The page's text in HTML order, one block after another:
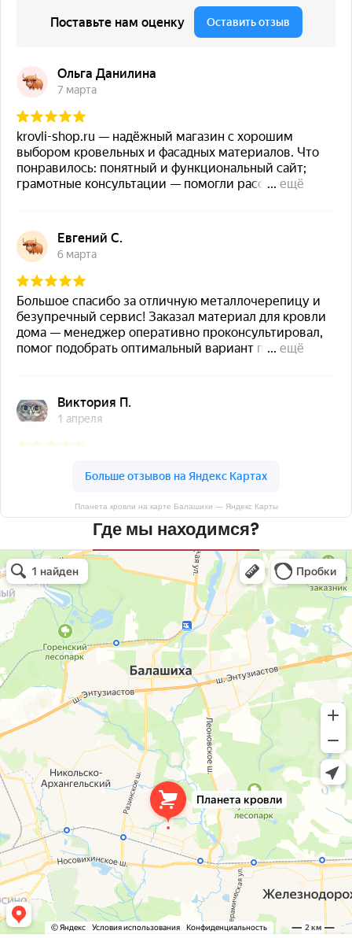
Планета кровли на карте Балашихи — Яндекс Карты
Где мы находимся?
Планета кровли
Кровля и кровельные материалы в Балашихе
Окна в Балашихе